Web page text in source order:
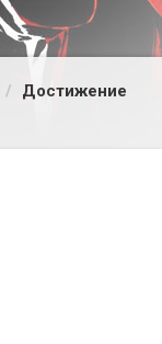
Достижение